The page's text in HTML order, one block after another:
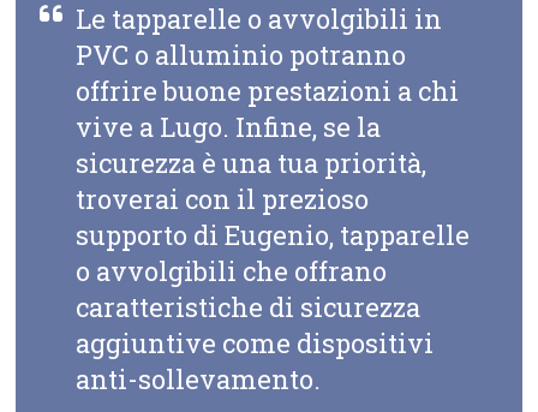
Le tapparelle o avvolgibili in
PVC o alluminio potranno
offrire buone prestazioni a chi
vive a Lugo. Infine, se la
sicurezza è una tua priorità,
troverai con il prezioso
supporto di Eugenio, tapparelle
o avvolgibili che offrano
caratteristiche di sicurezza
aggiuntive come dispositivi
anti-sollevamento.